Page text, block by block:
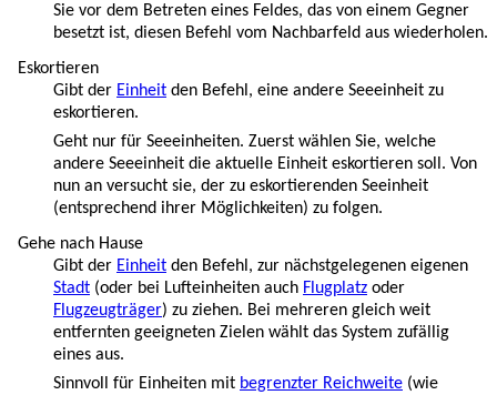
Sie vor dem Betreten eines Feldes, das von einem Gegner
besetzt ist, diesen Befehl vom Nachbarfeld aus wiederholen.
Eskortieren
Gibt der Einheit den Befehl, eine andere Seeeinheit zu
eskortieren.
Geht nur für Seeeinheiten. Zuerst wählen Sie, welche
andere Seeeinheit die aktuelle Einheit eskortieren soll. Von
nun an versucht sie, der zu eskortierenden Seeinheit
(entsprechend ihrer Möglichkeiten) zu folgen.
Gehe nach Hause
Gibt der Einheit den Befehl, zur nächstgelegenen eigenen
Stadt (oder bei Lufteinheiten auch Flugplatz oder
Flugzeugträger) zu ziehen. Bei mehreren gleich weit
entfernten geeigneten Zielen wählt das System zufällig
eines aus.
Sinnvoll für Einheiten mit begrenzter Reichweite (wie